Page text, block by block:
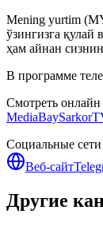
Mening yurtim
ўзингизга
ҳам айнан
В программе
Смотреть онлайн
MediaBay
Социальные сети
Веб-сайт
Другие